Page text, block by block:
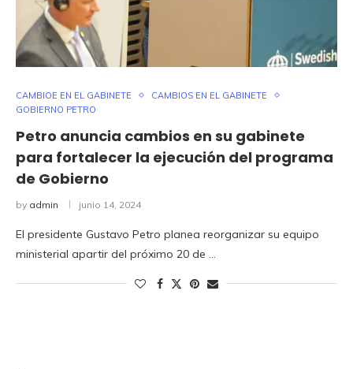
CAMBIOE EN EL GABINETE
CAMBIOS EN EL GABINETE
GOBIERNO PETRO
Petro anuncia cambios en su gabinete
para fortalecer la ejecución del programa
de Gobierno
by admin junio 14, 2024
El presidente Gustavo Petro planea reorganizar su equipo
ministerial apartir del próximo 20 de …